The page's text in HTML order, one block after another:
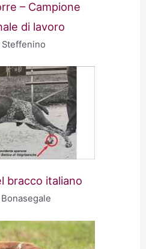
– Campione
di lavoro
bracco italiano